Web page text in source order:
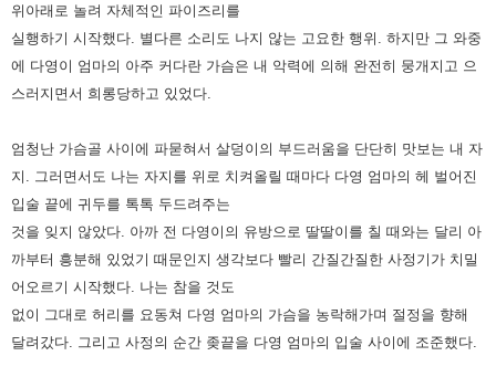
위아래로 놀려 자체적인 파이즈리를
실행하기 시작했다. 별다른 소리도 나지 않는 고요한 행위. 하지만 그 와중
에 다영이 엄마의 아주 커다란 가슴은 내 악력에 의해 완전히 뭉개지고 으
스러지면서 희롱당하고 있었다.
엄청난 가슴골 사이에 파묻혀서 살덩이의 부드러움을 단단히 맛보는 내 자
지. 그러면서도 나는 자지를 위로 치켜올릴 때마다 다영 엄마의 헤 벌어진
입술 끝에 귀두를 톡톡 두드려주는
것을 잊지 않았다. 아까 전 다영이의 유방으로 딸딸이를 칠 때와는 달리 아
까부터 흥분해 있었기 때문인지 생각보다 빨리 간질간질한 사정기가 치밀
어오르기 시작했다. 나는 참을 것도
없이 그대로 허리를 요동쳐 다영 엄마의 가슴을 농락해가며 절정을 향해
달려갔다.
그리고 사정의 순간 좆끝을 다영 엄마의 입술 사이에 조준했다.